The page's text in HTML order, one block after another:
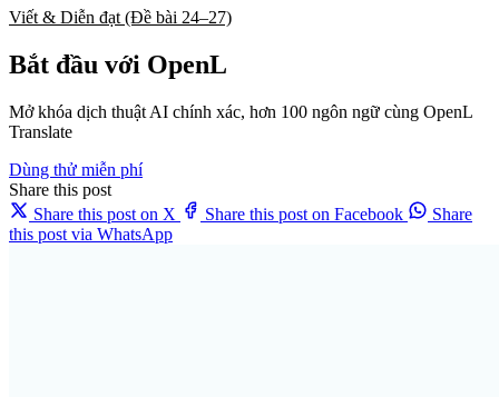
Viết & Diễn đạt (Đề bài 24–27)
Bắt đầu với OpenL
Mở khóa dịch thuật AI chính xác, hơn 100 ngôn ngữ cùng OpenL
Translate
Dùng thử miễn phí
Share this post
Share this post on X
Share this post on Facebook
Share
this post via WhatsApp